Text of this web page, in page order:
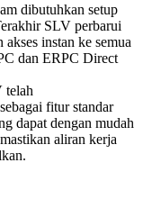
dibutuhkan setup
SLV perbarui
instan ke semua
dan ERPC Direct
telah
fitur standar
dapat dengan mudah
aliran kerja